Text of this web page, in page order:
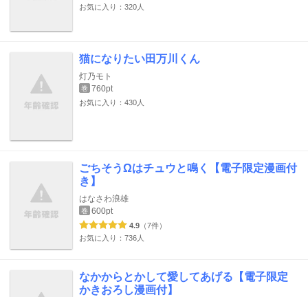
お気に入り：320人
猫になりたい田万川くん
灯乃モト
巻 760pt
お気に入り：430人
ごちそうΩはチュウと鳴く【電子限定漫画付
き】
はなさわ浪雄
巻 600pt
4.9 （7件）
お気に入り：736人
なかからとかして愛してあげる【電子限定
かきおろし漫画付】